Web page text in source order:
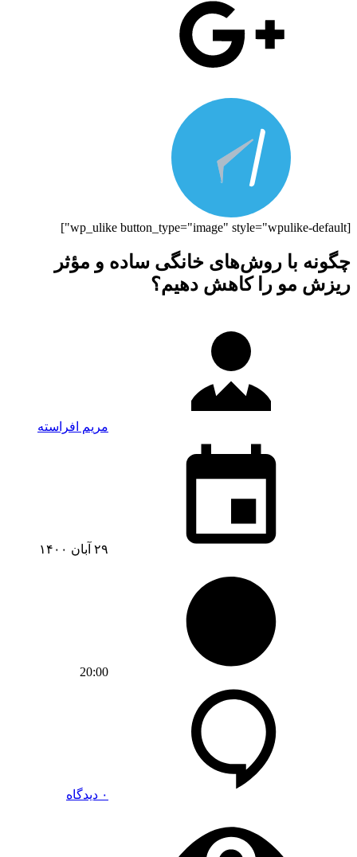
[wp_ulike button_type="image" style="wpulike-default"]
چگونه با روش‌های خانگی ساده و مؤثر
ریزش مو را کاهش دهیم؟
مریم افراسته
۲۹ آبان ۱۴۰۰
20:00
۰ دیدگاه